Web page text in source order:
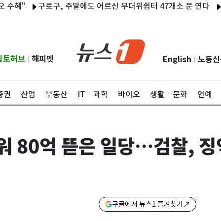
구로구, 주말에도 어르신 무더위쉼터 47개소 문 연다 中 공
토허브 해피펫 English 노동
권 산업 부동산 ITㆍ과학 바이오 생활ㆍ문화 연예
80억 뜯은 일당…검찰,
구글에서 뉴스1 즐겨찾기